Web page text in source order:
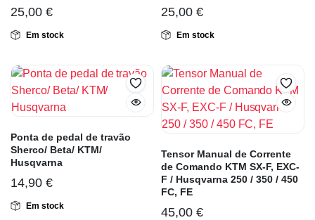
25,00 €
Em stock
25,00 €
Em stock
Ponta de pedal de travão
Sherco/ Beta/ KTM/
Husqvarna
14,90 €
Em stock
Tensor Manual de Corrente
de Comando KTM SX-F, EXC-
F / Husqvarna 250 / 350 / 450
FC, FE
45,00 €